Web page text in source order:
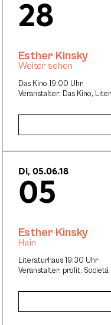
28
Das Kino 19:00 Uhr
Veranstalter: Das Kino,
Esther Kinsky
Weiter sehen
Di, 05.06.18
05
Literaturhaus 19:30 Uhr
Veranstalter: prolit, Societá
Esther Kinsky
Hain